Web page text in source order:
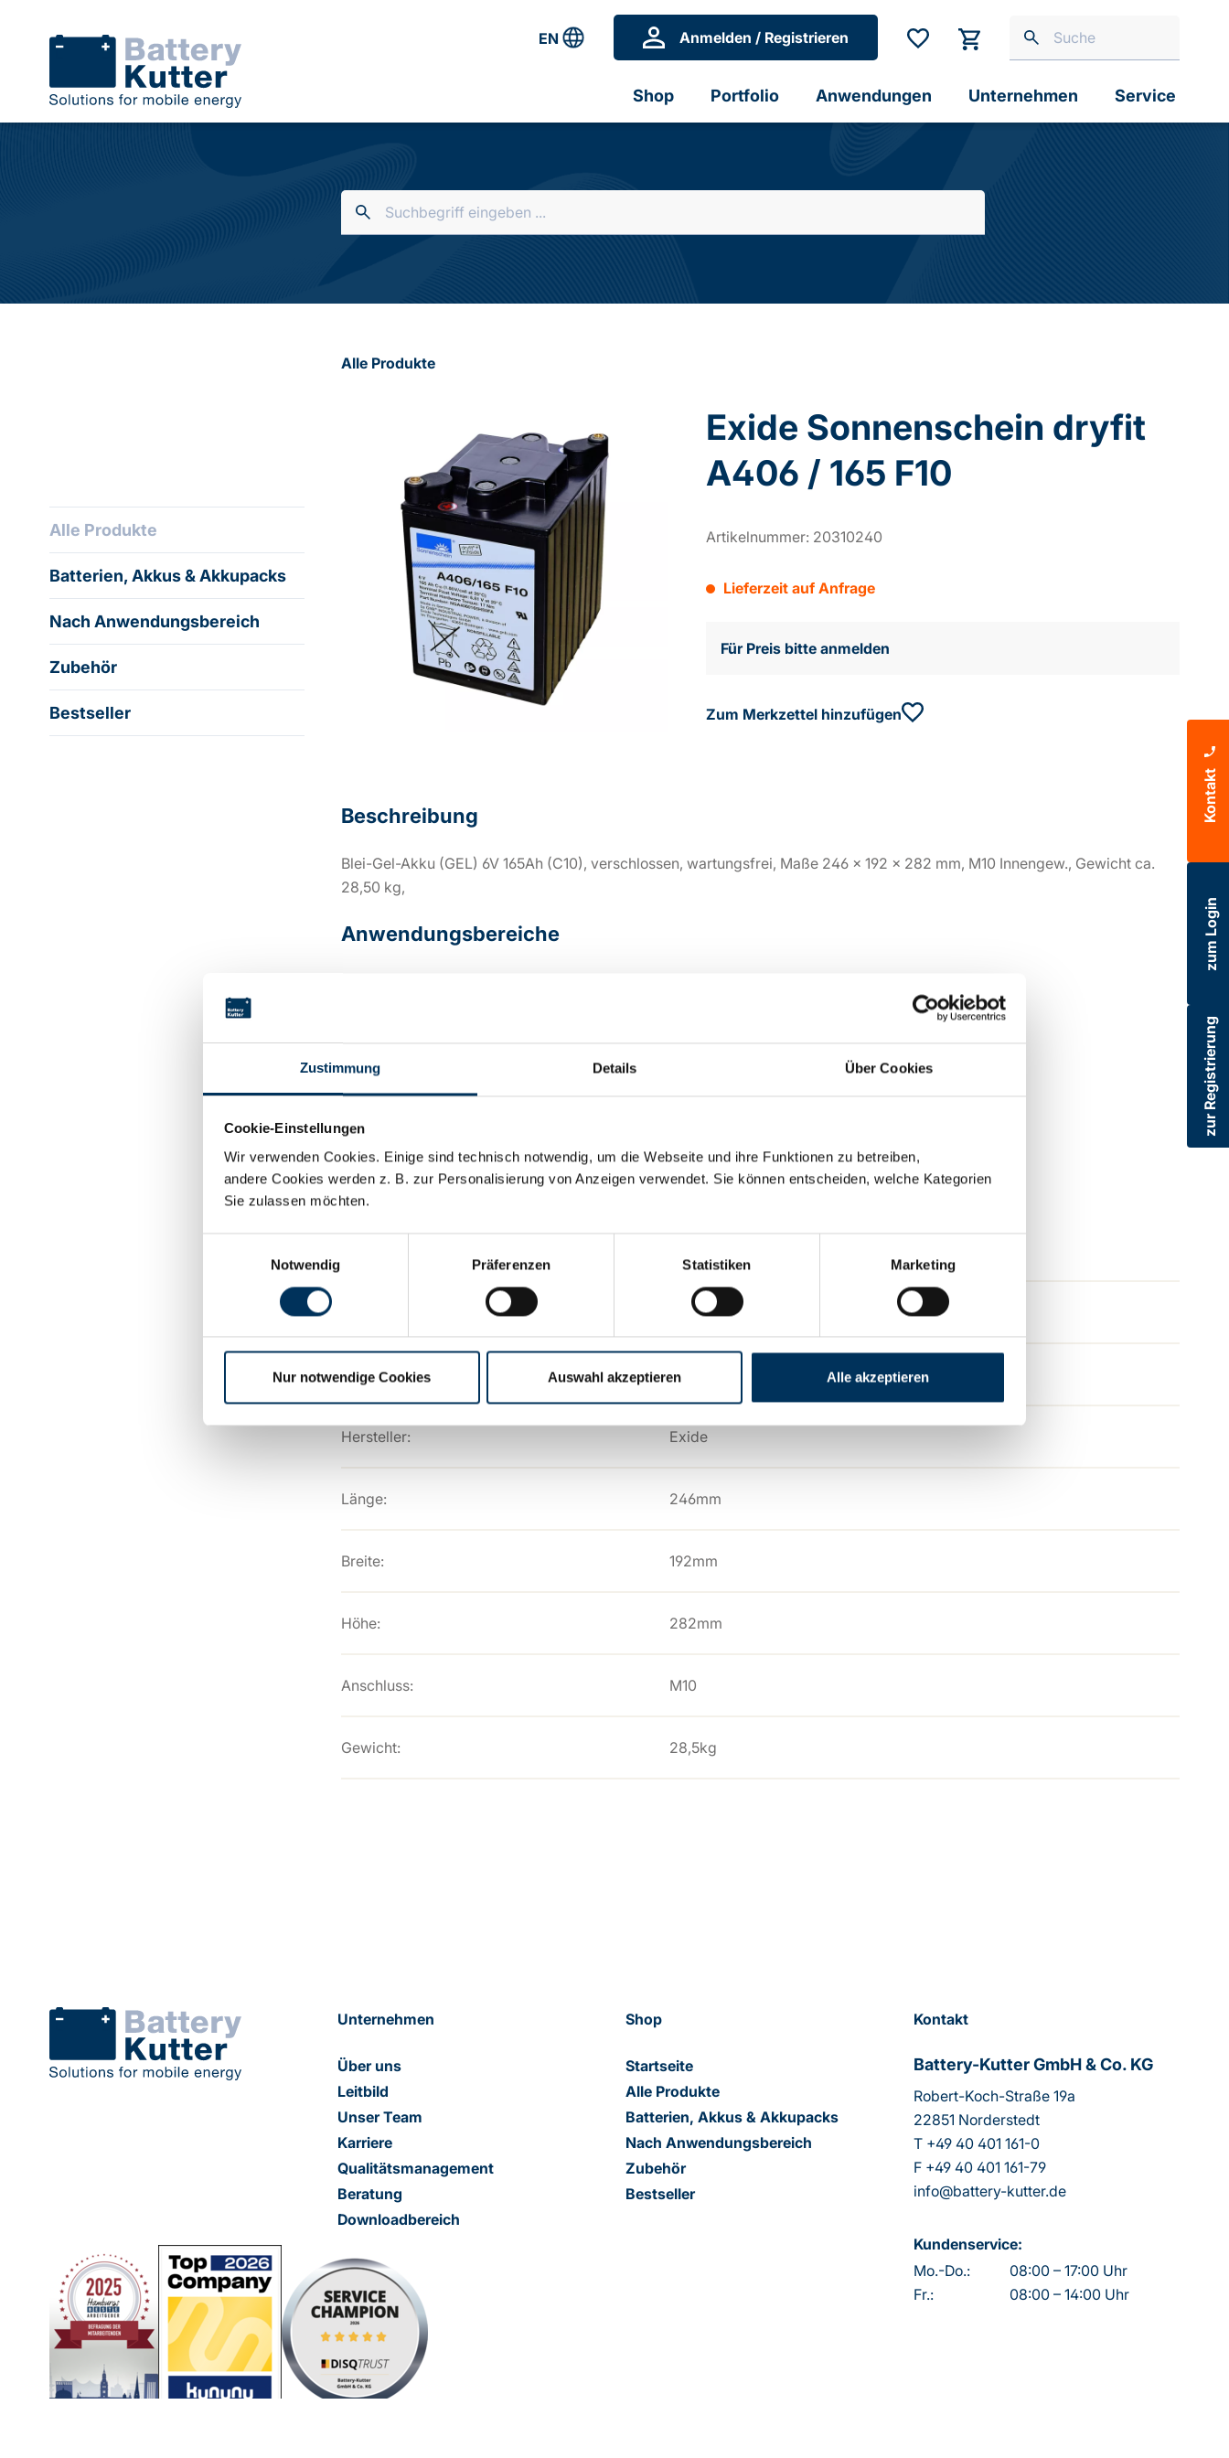
Zustimmung Details Über Cookies
Cookie-Einstellungen
Wir verwenden Cookies. Einige sind technisch notwendig, um die Webseite und ihre Funktionen zu betreiben,
andere Cookies werden z. B. zur Personalisierung von Anzeigen verwendet. Sie können entscheiden, welche Kategorien
Sie zulassen möchten.
Notwendig
Präferenzen Statistiken Marketing
Nur notwendige Cookies Auswahl akzeptieren Alle akzeptieren
EN Anmelden / Registrieren
Shop Portfolio Anwendungen Unternehmen Service
Alle Produkte
Batterien, Akkus & Akkupacks
Nach Anwendungsbereich
Zubehör
Bestseller
Alle Produkte
Exide Sonnenschein dryfit
A406 / 165 F10
Artikelnummer: 20310240
Lieferzeit auf Anfrage
Für Preis bitte anmelden
Zum Merkzettel hinzufügen
Beschreibung
Blei-Gel-Akku (GEL) 6V 165Ah (C10), verschlossen, wartungsfrei, Maße 246 x 192 x 282 mm, M10 Innengew., Gewicht ca.
28,50 kg,
Anwendungsbereiche
Bahntechnik
Telekommunikationsanlagen
Technische Details
165Ah
Technologie: Blei Gel
Hersteller: Exide
Länge: 246mm
Breite: 192mm
Höhe: 282mm
Anschluss: M10
Gewicht: 28,5kg
Kontakt
zum Login
zur Registrierung
Unternehmen
Über uns
Leitbild
Unser Team
Karriere
Qualitätsmanagement
Beratung
Downloadbereich
Shop
Startseite
Alle Produkte
Batterien, Akkus & Akkupacks
Nach Anwendungsbereich
Zubehör
Bestseller
Kontakt
Battery-Kutter GmbH & Co. KG
Robert-Koch-Straße 19a
22851 Norderstedt
T +49 40 401 161-0
F +49 40 401 161-79
info@battery-kutter.de
Kundenservice:
Mo.-Do.:
08:00 – 17:00 Uhr
Fr.:
08:00 – 14:00 Uhr